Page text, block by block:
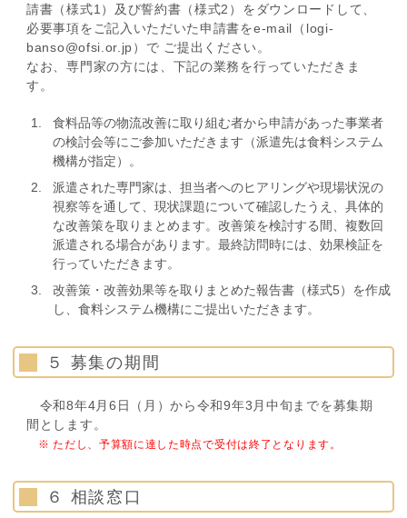
請書（様式1）及び誓約書（様式2）をダウンロードして、
必要事項をご記入いただいた申請書をe-mail（logi-
banso@ofsi.or.jp）で ご提出ください。
なお、専門家の方には、下記の業務を行っていただきま
す。
食料品等の物流改善に取り組む者から申請があった事業者
の検討会等にご参加いただきます（派遣先は食料システム
機構が指定）。
派遣された専門家は、担当者へのヒアリングや現場状況の
視察等を通して、現状課題について確認したうえ、具体的
な改善策を取りまとめます。改善策を検討する間、複数回
派遣される場合があります。最終訪問時には、効果検証を
行っていただきます。
改善策・改善効果等を取りまとめた報告書（様式5）を作成
し、食料システム機構にご提出いただきます。
５ 募集の期間
令和8年4月6日（月）から令和9年3月中旬までを募集期
間とします。
※ ただし、予算額に達した時点で受付は終了となります。
６ 相談窓口